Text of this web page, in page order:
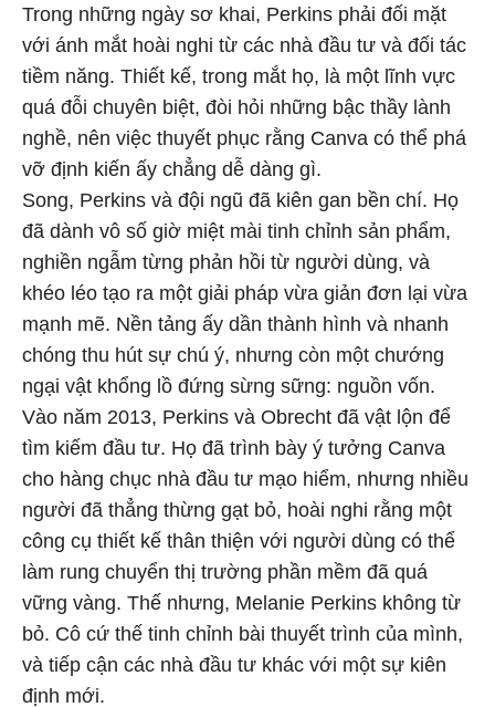
Trong những ngày sơ khai, Perkins phải đối mặt
với ánh mắt hoài nghi từ các nhà đầu tư và đối tác
tiềm năng. Thiết kế, trong mắt họ, là một lĩnh vực
quá đỗi chuyên biệt, đòi hỏi những bậc thầy lành
nghề, nên việc thuyết phục rằng Canva có thể phá
vỡ định kiến ấy chẳng dễ dàng gì.
Song, Perkins và đội ngũ đã kiên gan bền chí. Họ
đã dành vô số giờ miệt mài tinh chỉnh sản phẩm,
nghiền ngẫm từng phản hồi từ người dùng, và
khéo léo tạo ra một giải pháp vừa giản đơn lại vừa
mạnh mẽ. Nền tảng ấy dần thành hình và nhanh
chóng thu hút sự chú ý, nhưng còn một chướng
ngại vật khổng lồ đứng sừng sững: nguồn vốn.
Vào năm 2013, Perkins và Obrecht đã vật lộn để
tìm kiếm đầu tư. Họ đã trình bày ý tưởng Canva
cho hàng chục nhà đầu tư mạo hiểm, nhưng nhiều
người đã thẳng thừng gạt bỏ, hoài nghi rằng một
công cụ thiết kế thân thiện với người dùng có thể
làm rung chuyển thị trường phần mềm đã quá
vững vàng. Thế nhưng, Melanie Perkins không từ
bỏ. Cô cứ thế tinh chỉnh bài thuyết trình của mình,
và tiếp cận các nhà đầu tư khác với một sự kiên
định mới.